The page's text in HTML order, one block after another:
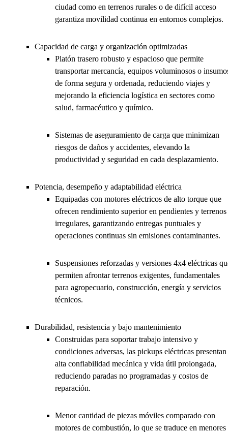
ciudad como en terrenos rurales o de difícil acceso
garantiza movilidad continua en entornos complejos.
Capacidad de carga y organización optimizadas
Platón trasero robusto y espacioso que permite
transportar mercancía, equipos voluminosos o
de forma segura y ordenada, reduciendo viajes y
mejorando la eficiencia logística en sectores como
salud, farmacéutico y químico.
Sistemas de aseguramiento de carga que minimizan
riesgos de daños y accidentes, elevando la
productividad y seguridad en cada desplazamiento.
Potencia, desempeño y adaptabilidad eléctrica
Equipadas con motores eléctricos de alto torque que
ofrecen rendimiento superior en pendientes y terrenos
irregulares, garantizando entregas puntuales y
operaciones continuas sin emisiones contaminantes.
Suspensiones reforzadas y versiones 4x4 eléctricas
permiten afrontar terrenos exigentes, fundamentales
para agropecuario, construcción, energía y servicios
técnicos.
Durabilidad, resistencia y bajo mantenimiento
Construidas para soportar trabajo intensivo y
condiciones adversas, las pickups eléctricas presentan
alta confiabilidad mecánica y vida útil prolongada,
reduciendo paradas no programadas y costos de
reparación.
Menor cantidad de piezas móviles comparado con
motores de combustión, lo que se traduce en menores